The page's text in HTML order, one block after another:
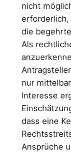
nicht
die
Als
nur
Interesse
dass eine
Ansprüche